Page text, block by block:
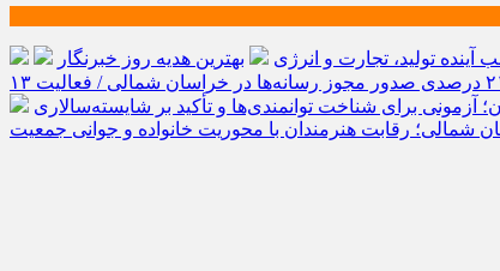
تولید، تجارت و انرژی
بهترین هدیه روز خبرنگار
رشد ۲۱ درصدی صدور مجوز رسانه‌ها در خراسان شمالی / فعالیت ۱۳
آزمونی برای شناخت توانمندی‌ها و تأکید بر شایسته‌سالاری
شمالی؛ رقابت هنرمندان با محوریت خانواده و جوانی جمعیت